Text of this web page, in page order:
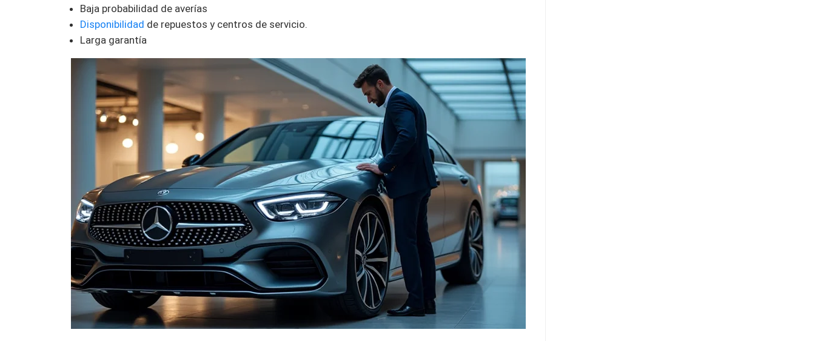
Baja probabilidad de averías
Disponibilidad de repuestos y centros de servicio.
Larga garantía